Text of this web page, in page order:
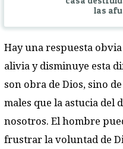
las
Hay una respuesta
alivia y disminuye esta
son obra de Dios, sino
males que la astucia del
nosotros. El hombre
frustrar la voluntad de